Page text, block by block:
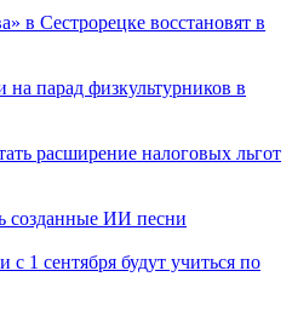
в Сестрорецке восстановят в
парад физкультурников в
расширение налоговых льгот
созданные ИИ песни
1 сентября будут учиться по